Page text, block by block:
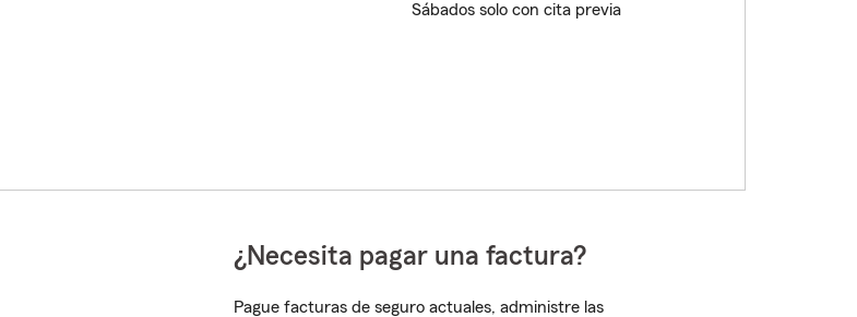
Sábados solo con cita previa
¿Necesita pagar una factura?
Pague facturas de seguro actuales, administre las